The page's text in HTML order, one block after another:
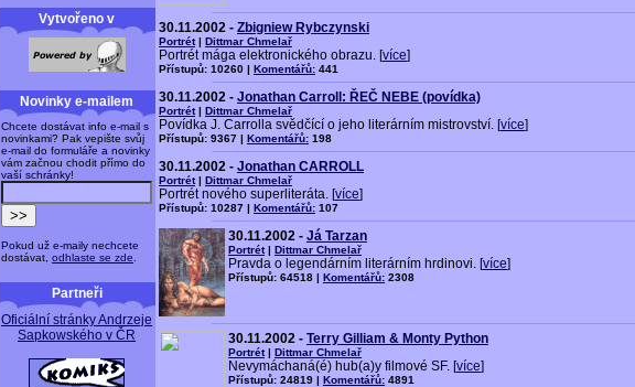
Vytvořeno v
Novinky e-mailem
Chcete dostávat info e-mail s
novinkami? Pak vepište svůj
e-mail do formuláře a novinky
vám začnou chodit přímo do
vaší schránky!
Pokud už e-maily nechcete
dostávat, odhlaste se zde
Partneři
Oficiální stránky Andrzeje
Sapkowského v ČR
30.11.2002 - Zbigniew Rybczynski
Portrét| Dittmar Chmelař
Portrét mága elektronického obrazu. [více]
Přístupů: 10260 | Komentářů: 441
30.11.2002 - Jonathan Carroll: ŘEČ NEBE (povídka)
Portrét| Dittmar Chmelař
Povídka J. Carrolla svědčící o jeho literárním mistrovství. [více]
Přístupů: 9367 | Komentářů: 198
30.11.2002 - Jonathan CARROLL
Portrét| Dittmar Chmelař
Portrét nového superliteráta. [více]
Přístupů: 10287 | Komentářů: 107
30.11.2002 - Já Tarzan
Portrét| Dittmar Chmelař
Pravda o legendárním literárním hrdinovi. [více]
Přístupů: 64518 | Komentářů: 2308
30.11.2002 - Terry Gilliam & Monty Python
Portrét| Dittmar Chmelař
Nevymáchaná(é) hub(a)y filmové SF. [více]
Přístupů: 24819 | Komentářů: 4891